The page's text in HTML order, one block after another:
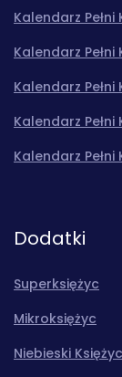
Kalendarz Pełni
Kalendarz Pełni
Kalendarz
Kalendarz
Kalendarz
Dodatki
Superksiężyc
Mikroksiężyc
Niebieski Księżyc